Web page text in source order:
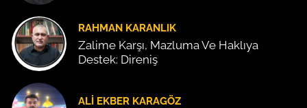
RAHMAN KARANLIK
Zalime Karşı, Mazluma Ve Haklıya
Destek: Direniş
ALI EKBER KARAGÖZ